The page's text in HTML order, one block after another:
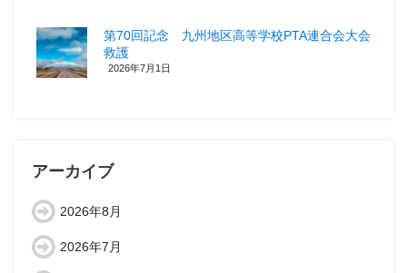
第70回記念 九州地区高等学校PTA連合会大会
救護
2026年7月1日
アーカイブ
2026年8月
2026年7月